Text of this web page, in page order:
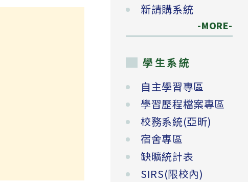
新請購系統
-MORE-
學生系統
自主學習專區
學習歷程檔案專區
校務系統(亞昕)
宿舍專區
缺曠統計表
SIRS(限校內)